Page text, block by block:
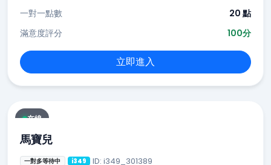
一對一點數
20 點
滿意度評分
100分
立即進入
在線
馬寶兒
一對多等待中 i349 ID: i349_301389